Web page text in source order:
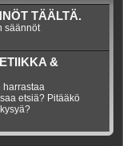
TÄÄLTÄ.
säännöt
&
harrastaa
etsiä? Pitääkö